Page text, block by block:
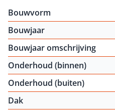
Bouwvorm
Bouwjaar
Bouwjaar omschrijving
Onderhoud (binnen)
Onderhoud (buiten)
Dak